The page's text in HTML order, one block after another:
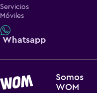
Servicios
Móviles
Whatsapp
Somos
WOM